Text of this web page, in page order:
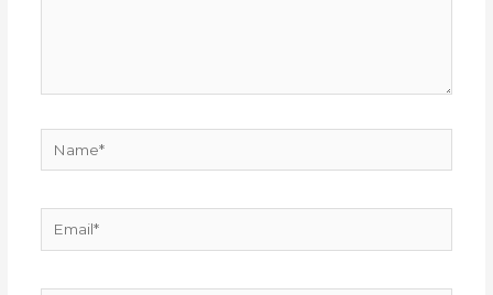
Email*